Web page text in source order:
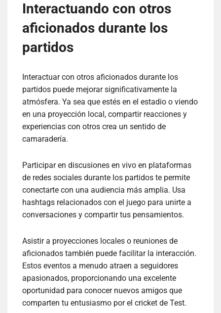
Interactuando con otros
aficionados durante los
partidos
Interactuar con otros aficionados durante los
partidos puede mejorar significativamente la
atmósfera. Ya sea que estés en el estadio o viendo
en una proyección local, compartir reacciones y
experiencias con otros crea un sentido de
camaradería.
Participar en discusiones en vivo en plataformas
de redes sociales durante los partidos te permite
conectarte con una audiencia más amplia. Usa
hashtags relacionados con el juego para unirte a
conversaciones y compartir tus pensamientos.
Asistir a proyecciones locales o reuniones de
aficionados también puede facilitar la interacción.
Estos eventos a menudo atraen a seguidores
apasionados, proporcionando una excelente
oportunidad para conocer nuevos amigos que
comparten tu entusiasmo por el cricket de Test.